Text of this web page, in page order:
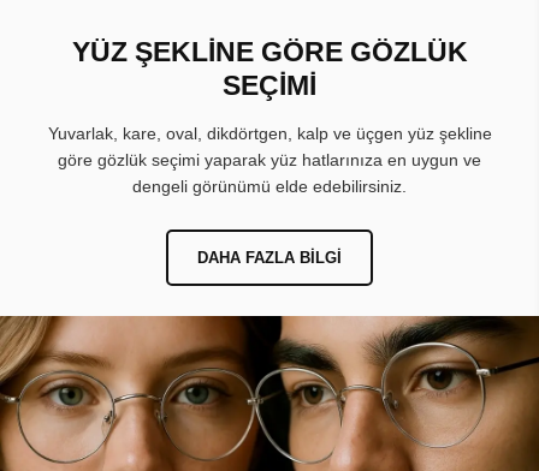
YÜZ ŞEKLİNE GÖRE GÖZLÜK
SEÇİMİ
Yuvarlak, kare, oval, dikdörtgen, kalp ve üçgen yüz şekline
göre gözlük seçimi yaparak yüz hatlarınıza en uygun ve
dengeli görünümü elde edebilirsiniz.
DAHA FAZLA BILGI